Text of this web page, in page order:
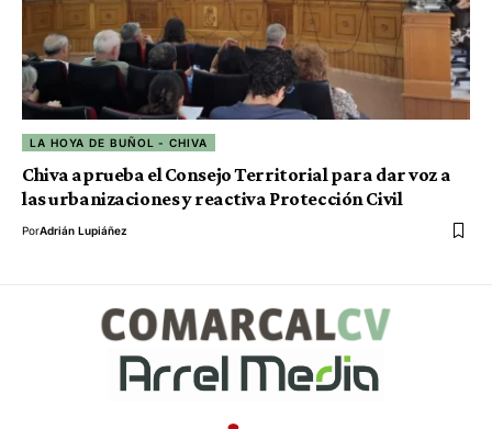
LA HOYA DE BUÑOL - CHIVA
Chiva aprueba el Consejo Territorial para dar voz a
las urbanizaciones y reactiva Protección Civil
PorAdrián Lupiáñez